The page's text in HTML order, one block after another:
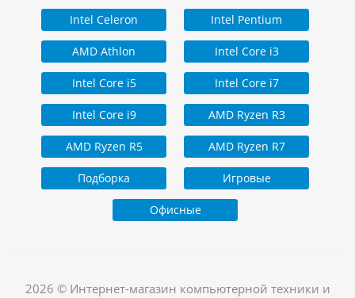
Intel Celeron Intel Pentium
AMD Athlon Intel Core i3
Intel Core i5 Intel Core i7
Intel Core i9 AMD Ryzen R3
AMD Ryzen R5 AMD Ryzen R7
Подборка Игровые
Офисные
2026 © Интернет-магазин компьютерной техники и